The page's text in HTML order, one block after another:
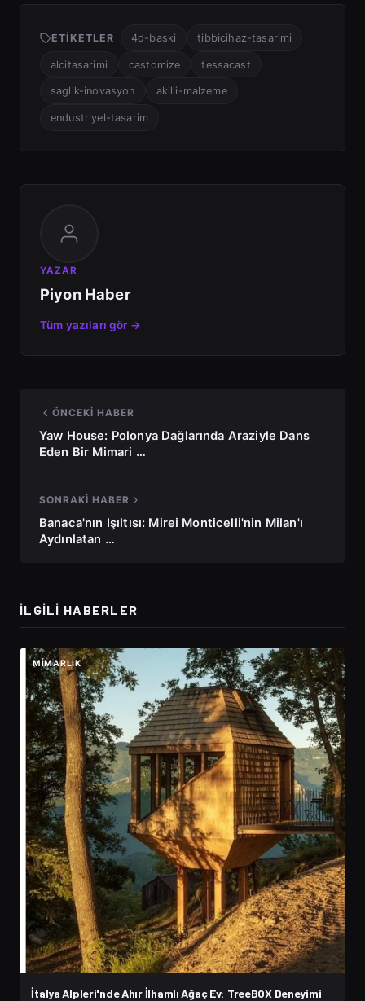
ETIKETLER 4d-baski tibbicihaz-tasarimi
alcitasarimi castomize tessacast
saglik-inovasyon akilli-malzeme
endustriyel-tasarim
YAZAR
Piyon Haber
Tüm yazıları gör →
ÖNCEKI HABER
Yaw House: Polonya Dağlarında Araziyle Dans
Eden Bir Mimari …
SONRAKI HABER
Banaca'nın Işıltısı: Mirei Monticelli'nin Milan'ı
Aydınlatan …
İLGILI HABERLER
MIMARLIK
İtalya Alpleri'nde Ahır İlhamlı Ağaç Ev: TreeBOX Deneyimi